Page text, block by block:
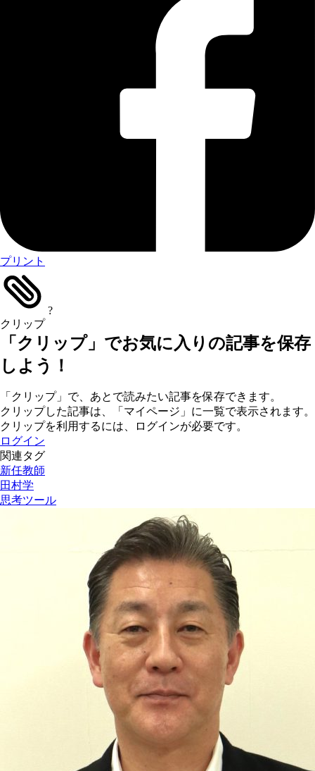
プリント
クリップ
?
「クリップ」でお気に入りの記事を保存
しよう！
「クリップ」で、あとで読みたい記事を保存できます。
クリップした記事は、「マイページ」に一覧で表示されます。
クリップを利用するには、ログインが必要です。
ログイン
関連タグ
新任教師
田村学
思考ツール